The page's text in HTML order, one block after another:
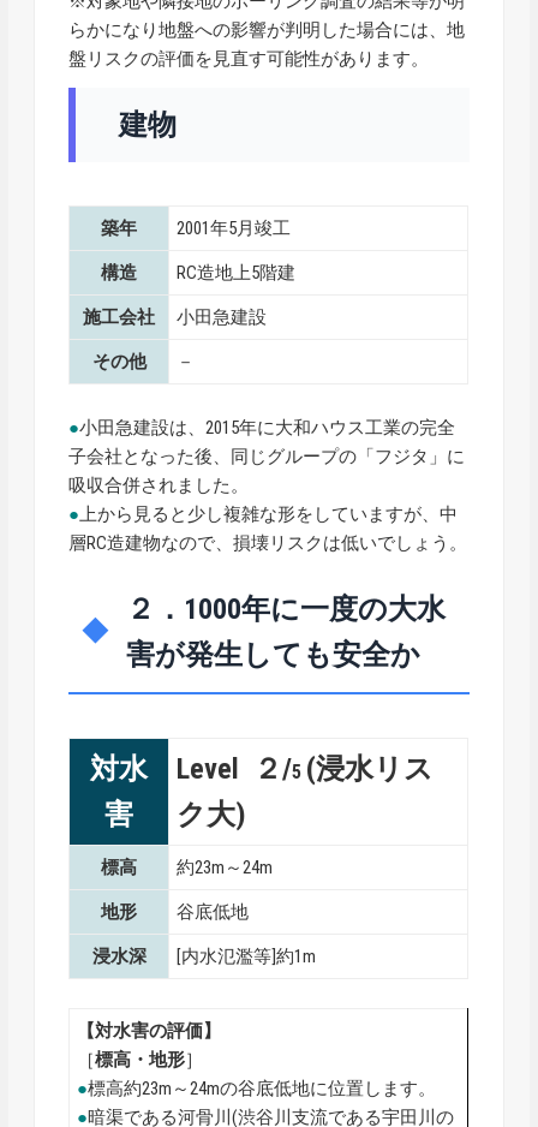
らかになり地盤への影響が判明した場合には、地
盤リスクの評価を見直す可能性があります。
建物
築年 2001年5月竣工
構造 RC造地上5階建
施工会社 小田急建設
その他 －
●小田急建設は、2015年に大和ハウス工業の完全
子会社となった後、同じグループの「フジタ」に
吸収合併されました。
●上から見ると少し複雑な形をしていますが、中
層RC造建物なので、損壊リスクは低いでしょう。
２．1000年に一度の大水
害が発生しても安全か
対水
害
Level ２/5 (浸水リス
ク大)
標高 約23m～24m
地形 谷底低地
浸水深 [内水氾濫等]約1m
【対水害の評価】
［標高・地形］
●標高約23m～24mの谷底低地に位置します。
●暗渠である河骨川(渋谷川支流である宇田川の